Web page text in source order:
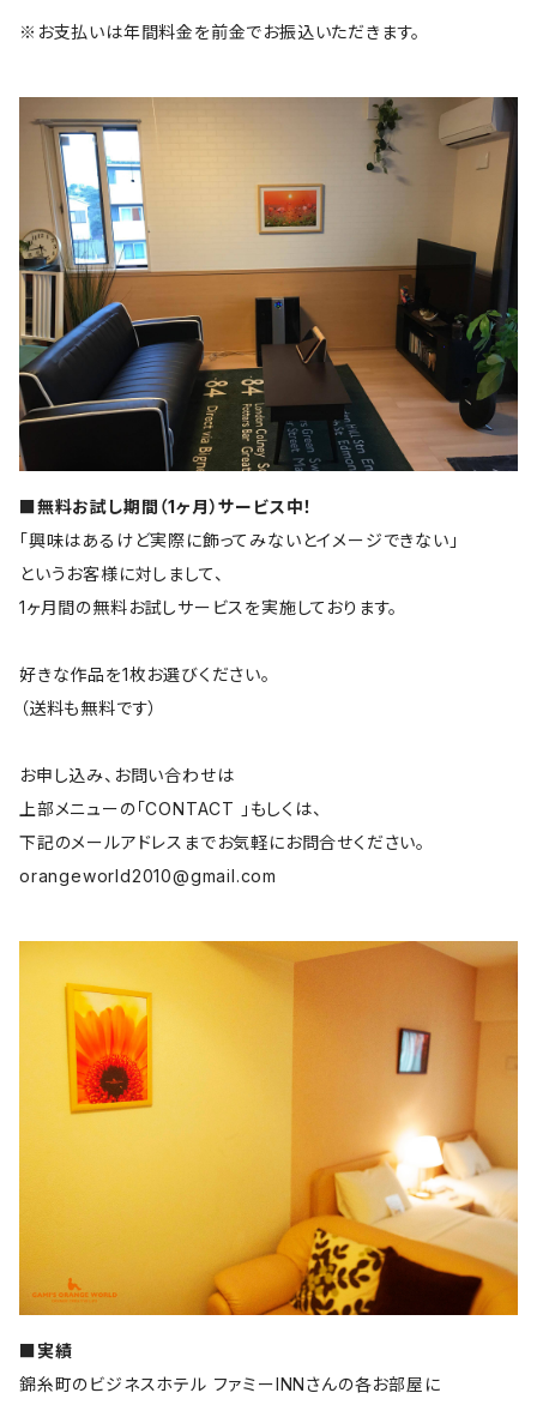
※お支払いは年間料金を前金でお振込いただきます。
■無料お試し期間（1ヶ月）サービス中！
「興味はあるけど実際に飾ってみないとイメージできない」
というお客様に対しまして、
1ヶ月間の無料お試しサービスを実施しております。
好きな作品を1枚お選びください。
（送料も無料です）
お申し込み、お問い合わせは
上部メニューの「CONTACT 」もしくは、
下記のメールアドレスまでお気軽にお問合せください。
orangeworld2010@gmail.com
■実績
錦糸町のビジネスホテル ファミーINNさんの各お部屋に